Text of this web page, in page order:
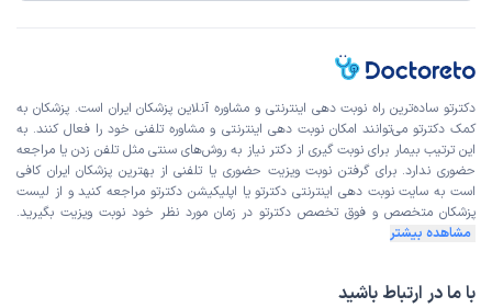
دکترتو ساده‌ترین راه نوبت‌ دهی اینترنتی و مشاوره آنلاین پزشکان ایران است. پزشکان به
کمک دکترتو می‌توانند امکان نوبت دهی اینترنتی و مشاوره تلفنی خود را فعال کنند. به
این ترتیب بیمار برای نوبت گیری از دکتر نیاز به روش‌های سنتی مثل تلفن زدن یا مراجعه
حضوری ندارد. برای گرفتن نوبت ویزیت حضوری یا تلفنی از بهترین پزشکان ایران کافی
است به سایت نوبت دهی اینترنتی دکترتو یا اپلیکیشن دکترتو مراجعه کنید و از لیست
پزشکان متخصص و فوق تخصص دکترتو در زمان مورد نظر خود نوبت ویزیت بگیرید.
مشاهده بیشتر
با ما در ارتباط باشید